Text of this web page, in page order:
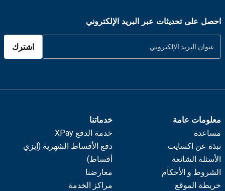
احصل على تحديثات عبر البريد الإلكتروني
اشترك
معلومات عامة
مساعدة
نبذة عن اكسايت
الأسئلة الشائعة
الشروط و الأحكام
خريطة الموقع
خدماتنا
خدمة الدفع XPay
دفع الأقساط الشهرية (إيزي
أقساط)
معارضنا
مراكز الخدمة